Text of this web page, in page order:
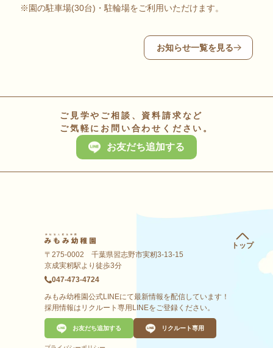
※園の駐車場(30台)・駐輪場をご利用いただけます。
お知らせ一覧を見る
ご見学やご相談、資料請求など
ご気軽にお問い合わせください。
お友だち追加する
〒275-0002 千葉県習志野市実籾3-13-15
京成実籾駅より徒歩3分
047-473-4724
みもみ幼稚園公式LINEにて最新情報を配信しています！
採用情報はリクルート専用LINEをご登録ください。
お友だち追加する リクルート専用
トップ